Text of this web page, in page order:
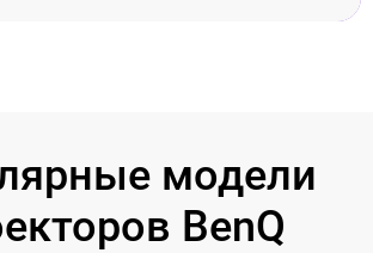
модели
BenQ